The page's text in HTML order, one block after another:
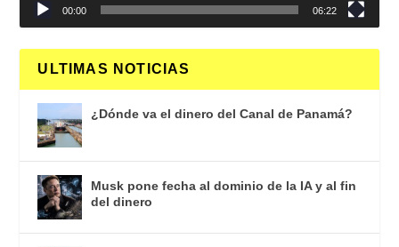
00:00 06:22
ULTIMAS NOTICIAS
¿Dónde va el dinero del Canal de Panamá?
Musk pone fecha al dominio de la IA y al fin
del dinero